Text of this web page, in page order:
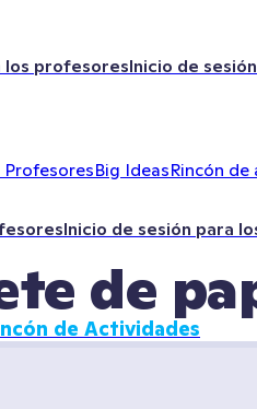
los profesoresInicio de
ProfesoresBig IdeasRincón
Inicio de sesión para
de
de Actividades